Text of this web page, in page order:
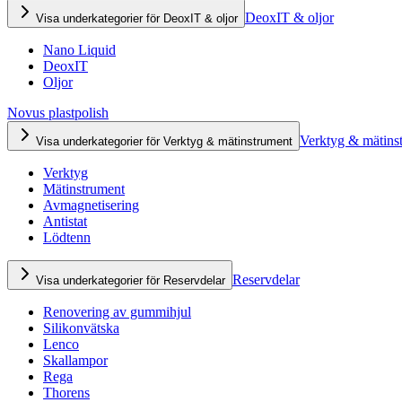
Visa underkategorier för DeoxIT & oljor DeoxIT & oljor
Nano Liquid
DeoxIT
Oljor
Novus plastpolish
Visa underkategorier för Verktyg & mätinstrument Verktyg &
Verktyg
Mätinstrument
Avmagnetisering
Antistat
Lödtenn
Visa underkategorier för Reservdelar Reservdelar
Renovering av gummihjul
Silikonvätska
Lenco
Skallampor
Rega
Thorens